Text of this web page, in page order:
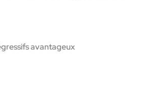
avantageux